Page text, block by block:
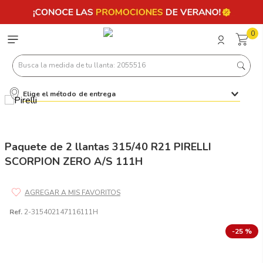
0
Busca la medida de tu llanta: 2055516
Elige el método de entrega
Paquete de 2 llantas 315/40 R21 PIRELLI
SCORPION ZERO A/S 111H
Ref. 2-315402147116111H
-25 %
Términos más buscados
2
3.225